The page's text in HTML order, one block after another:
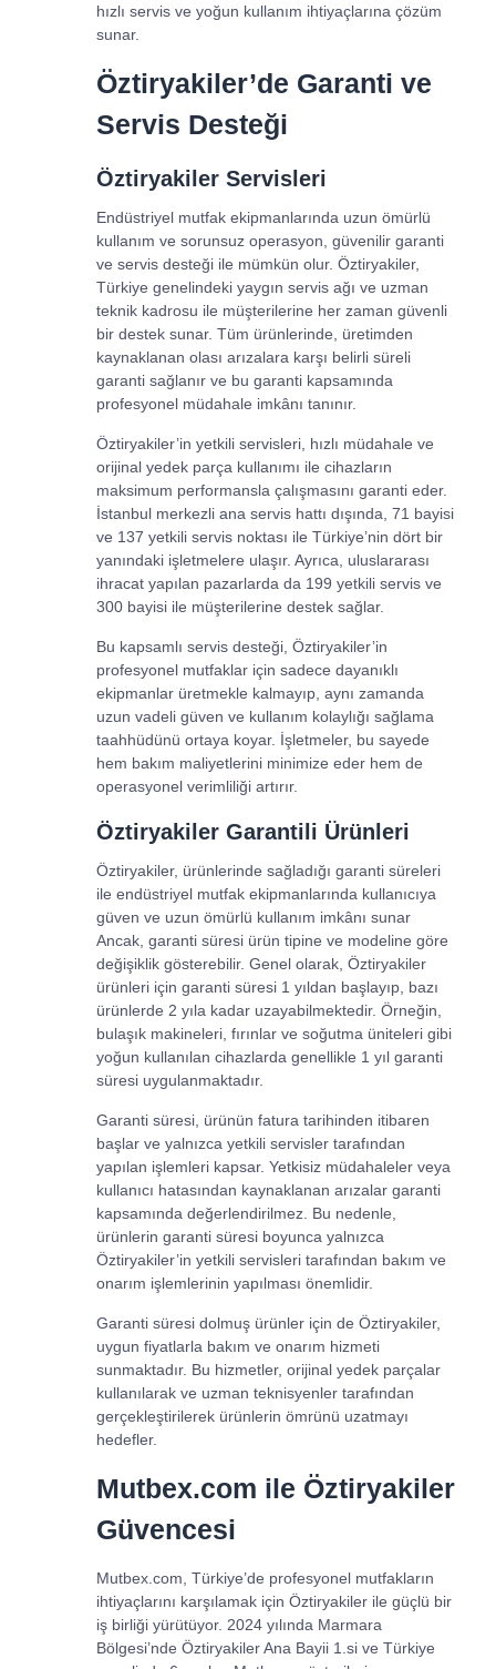
hızlı servis ve yoğun kullanım ihtiyaçlarına çözüm
sunar.
Öztiryakiler’de Garanti ve
Servis Desteği
Öztiryakiler Servisleri
Endüstriyel mutfak ekipmanlarında uzun ömürlü
kullanım ve sorunsuz operasyon, güvenilir garanti
ve servis desteği ile mümkün olur. Öztiryakiler,
Türkiye genelindeki yaygın servis ağı ve uzman
teknik kadrosu ile müşterilerine her zaman güvenli
bir destek sunar. Tüm ürünlerinde, üretimden
kaynaklanan olası arızalara karşı belirli süreli
garanti sağlanır ve bu garanti kapsamında
profesyonel müdahale imkânı tanınır.
Öztiryakiler’in yetkili servisleri, hızlı müdahale ve
orijinal yedek parça kullanımı ile cihazların
maksimum performansla çalışmasını garanti eder.
İstanbul merkezli ana servis hattı dışında, 71 bayisi
ve 137 yetkili servis noktası ile Türkiye’nin dört bir
yanındaki işletmelere ulaşır. Ayrıca, uluslararası
ihracat yapılan pazarlarda da 199 yetkili servis ve
300 bayisi ile müşterilerine destek sağlar.
Bu kapsamlı servis desteği, Öztiryakiler’in
profesyonel mutfaklar için sadece dayanıklı
ekipmanlar üretmekle kalmayıp, aynı zamanda
uzun vadeli güven ve kullanım kolaylığı sağlama
taahhüdünü ortaya koyar. İşletmeler, bu sayede
hem bakım maliyetlerini minimize eder hem de
operasyonel verimliliği artırır.
Öztiryakiler Garantili Ürünleri
Öztiryakiler, ürünlerinde sağladığı garanti süreleri
ile endüstriyel mutfak ekipmanlarında kullanıcıya
güven ve uzun ömürlü kullanım imkânı sunar
Ancak, garanti süresi ürün tipine ve modeline göre
değişiklik gösterebilir. Genel olarak, Öztiryakiler
ürünleri için garanti süresi 1 yıldan başlayıp, bazı
ürünlerde 2 yıla kadar uzayabilmektedir. Örneğin,
bulaşık makineleri, fırınlar ve soğutma üniteleri gibi
yoğun kullanılan cihazlarda genellikle 1 yıl garanti
süresi uygulanmaktadır.
Garanti süresi, ürünün fatura tarihinden itibaren
başlar ve yalnızca yetkili servisler tarafından
yapılan işlemleri kapsar. Yetkisiz müdahaleler veya
kullanıcı hatasından kaynaklanan arızalar garanti
kapsamında değerlendirilmez. Bu nedenle,
ürünlerin garanti süresi boyunca yalnızca
Öztiryakiler’in yetkili servisleri tarafından bakım ve
onarım işlemlerinin yapılması önemlidir.
Garanti süresi dolmuş ürünler için de Öztiryakiler,
uygun fiyatlarla bakım ve onarım hizmeti
sunmaktadır. Bu hizmetler, orijinal yedek parçalar
kullanılarak ve uzman teknisyenler tarafından
gerçekleştirilerek ürünlerin ömrünü uzatmayı
hedefler.
Mutbex.com ile Öztiryakiler
Güvencesi
Mutbex.com, Türkiye’de profesyonel mutfakların
ihtiyaçlarını karşılamak için Öztiryakiler ile güçlü bir
iş birliği yürütüyor. 2024 yılında Marmara
Bölgesi’nde Öztiryakiler Ana Bayii 1.si ve Türkiye